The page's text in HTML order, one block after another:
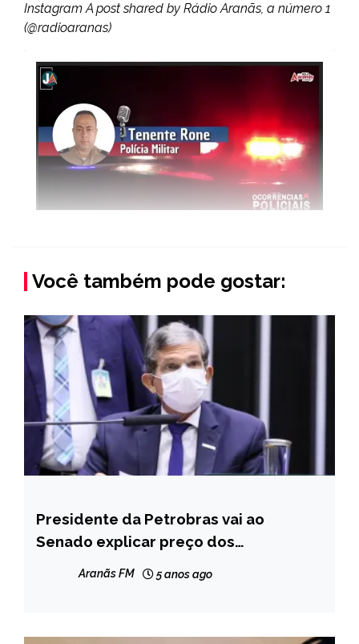
Instagram A post shared by Rádio Aranãs, a número 1
(@radioaranas)
Você também pode gostar:
BRASIL
NOTÍCIAS
Presidente da Petrobras vai ao
Senado explicar preço dos
Aranãs FM 5 anos ago